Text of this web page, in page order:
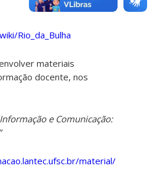
Rio_da_Bulha
materiais
docente, nos
e Comunicação:
material/351